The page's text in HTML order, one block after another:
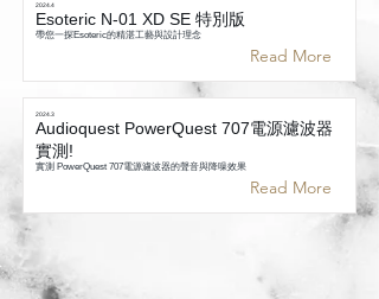
Esoteric N-01 XD SE 特別版
2024.4
帶您一探Esoteric的精湛工藝與設計理念
Read More
Audioquest PowerQuest 707電源濾波器
實測!
2024.3
實測 PowerQuest 707電源濾波器的聲音與降噪效果
Read More